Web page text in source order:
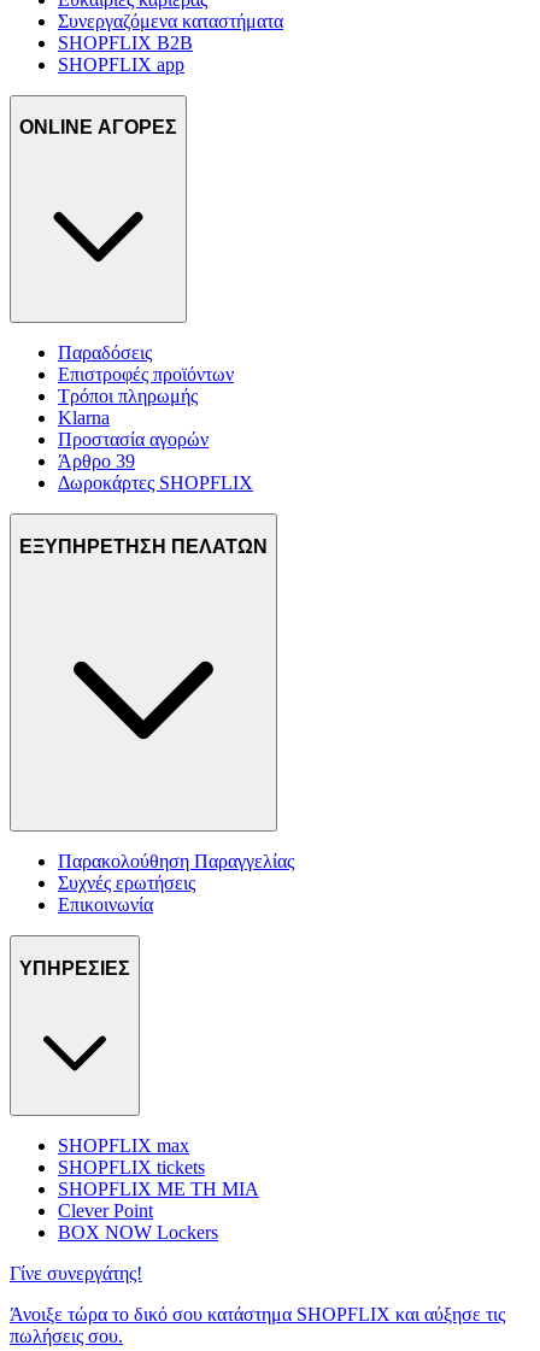
Συνεργαζόμενα καταστήματα
SHOPFLIX B2B
SHOPFLIX app
ONLINE ΑΓΟΡΕΣ
Παραδόσεις
Επιστροφές προϊόντων
Τρόποι πληρωμής
Klarna
Προστασία αγορών
Άρθρο 39
Δωροκάρτες SHOPFLIX
ΕΞΥΠΗΡΕΤΗΣΗ ΠΕΛΑΤΩΝ
Παρακολούθηση Παραγγελίας
Συχνές ερωτήσεις
Επικοινωνία
ΥΠΗΡΕΣΙΕΣ
SHOPFLIX max
SHOPFLIX tickets
SHOPFLIX ΜΕ ΤΗ ΜΙΑ
Clever Point
BOX NOW Lockers
Γίνε συνεργάτης!
Άνοιξε τώρα το δικό σου κατάστημα SHOPFLIX και αύξησε τις
πωλήσεις σου.